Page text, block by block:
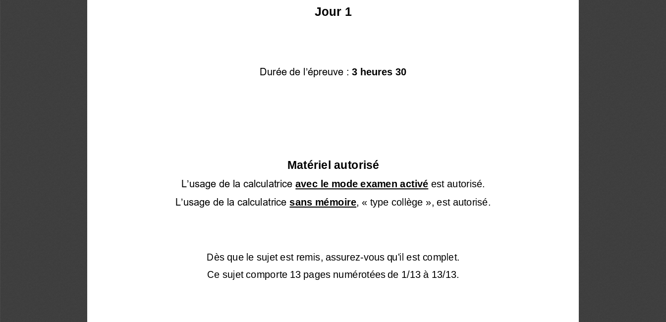
Jour 1
Durée de l’épreuve : 3 heures 30
Matériel autorisé
L’usage de la calculatrice avec le mode examen activé est autorisé.
L’usage de la calculatrice sans mémoire , « type collège », est autorisé.
Dès que le sujet est remis assurez-vous qu'il est complet.
Ce sujet comporte 13 pages numérotéesde 1/13 à 13/13.